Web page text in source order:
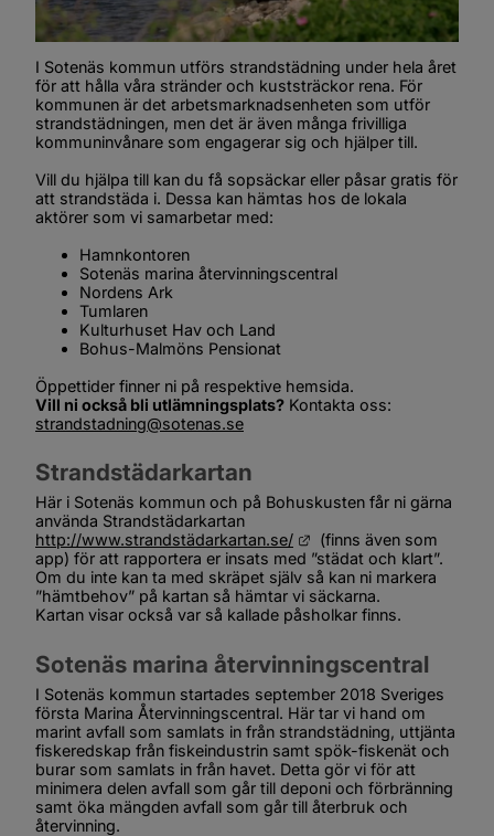
I Sotenäs kommun utförs strandstädning under hela året
för att hålla våra stränder och kuststräckor rena. För
kommunen är det arbetsmarknadsenheten som utför
strandstädningen, men det är även många frivilliga
kommuninvånare som engagerar sig och hjälper till.
Vill du hjälpa till kan du få sopsäckar eller påsar gratis för
att strandstäda i. Dessa kan hämtas hos de lokala
aktörer som vi samarbetar med:
Hamnkontoren
Sotenäs marina återvinningscentral
Nordens Ark
Tumlaren
Kulturhuset Hav och Land
Bohus-Malmöns Pensionat
Öppettider finner ni på respektive hemsida.
Vill ni också bli utlämningsplats?
strandstadning@sotenas.se
Strandstädarkartan
Här i Sotenäs kommun och på Bohuskusten får ni gärna
http://www.strandstädarkartan.se/
Länk till annan
(finns även som
app) för att rapportera er insats med ”städat och klart”.
Om du inte kan ta med skräpet själv så kan ni markera
”hämtbehov” på kartan så hämtar vi säckarna.
Kartan visar också var så kallade påsholkar finns.
Sotenäs marina återvinningscentral
I Sotenäs kommun startades september 2018 Sveriges
första Marina Återvinningscentral. Här tar vi hand om
marint avfall som samlats in från strandstädning, uttjänta
fiskeredskap från fiskeindustrin samt spök-fiskenät och
burar som samlats in från havet. Detta gör vi för att
minimera delen avfall som går till deponi och förbränning
samt öka mängden avfall som går till återbruk och
återvinning.